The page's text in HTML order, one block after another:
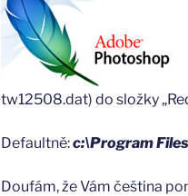
tw12508.dat) do složky
Defaultně:c:\Program
Doufám, že Vám čeština